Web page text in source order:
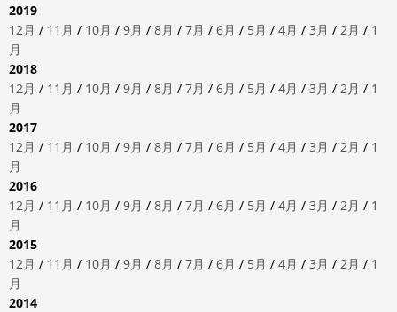
2019
12月 / 11月 / 10月 / 9月 / 8月 / 7月 / 6月 / 5月 / 4月 / 3月 / 2月 / 1
月
2018
12月 / 11月 / 10月 / 9月 / 8月 / 7月 / 6月 / 5月 / 4月 / 3月 / 2月 / 1
月
2017
12月 / 11月 / 10月 / 9月 / 8月 / 7月 / 6月 / 5月 / 4月 / 3月 / 2月 / 1
月
2016
12月 / 11月 / 10月 / 9月 / 8月 / 7月 / 6月 / 5月 / 4月 / 3月 / 2月 / 1
月
2015
12月 / 11月 / 10月 / 9月 / 8月 / 7月 / 6月 / 5月 / 4月 / 3月 / 2月 / 1
月
2014